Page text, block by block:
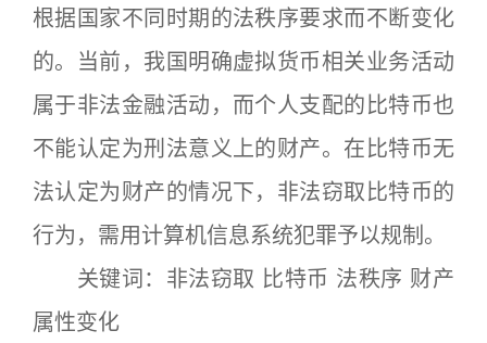
根据国家不同时期的法秩序要求而不断变化
的。当前，我国明确虚拟货币相关业务活动
属于非法金融活动，而个人支配的比特币也
不能认定为刑法意义上的财产。在比特币无
法认定为财产的情况下，非法窃取比特币的
行为，需用计算机信息系统犯罪予以规制。
关键词：非法窃取 比特币 法秩序 财产
属性变化